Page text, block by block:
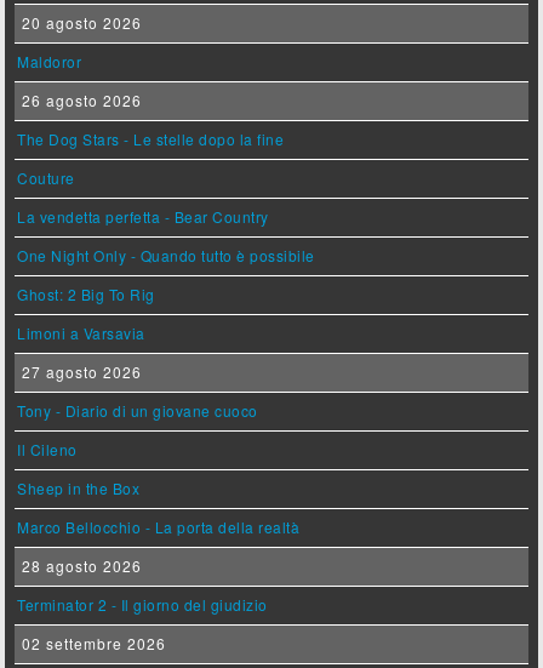
20 agosto 2026
Maldoror
26 agosto 2026
The Dog Stars - Le stelle dopo la fine
Couture
La vendetta perfetta - Bear Country
One Night Only - Quando tutto è possibile
Ghost: 2 Big To Rig
Limoni a Varsavia
27 agosto 2026
Tony - Diario di un giovane cuoco
Il Cileno
Sheep in the Box
Marco Bellocchio - La porta della realtà
28 agosto 2026
Terminator 2 - Il giorno del giudizio
02 settembre 2026